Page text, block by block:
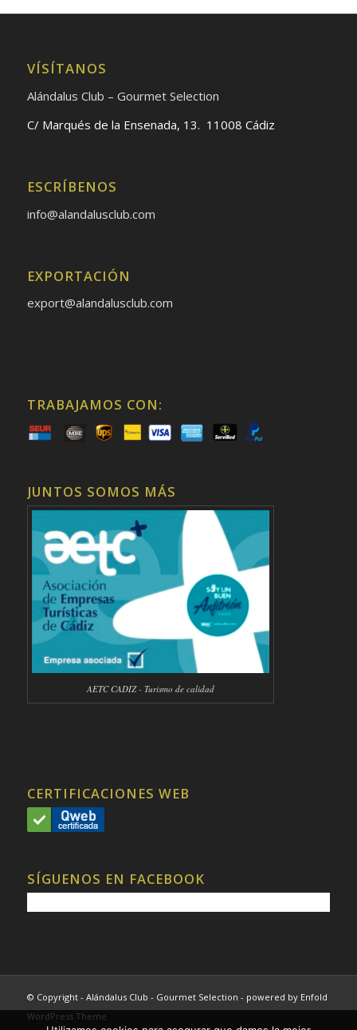
VÍSÍTANOS
Alándalus Club – Gourmet Selection
C/ Marqués de la Ensenada, 13. 11008 Cádiz
ESCRÍBENOS
info@alandalusclub.com
EXPORTACIÓN
export@alandalusclub.com
TRABAJAMOS CON:
JUNTOS SOMOS MÁS
AETC CADIZ - Turismo de calidad
CERTIFICACIONES WEB
SÍGUENOS EN FACEBOOK
© Copyright - Alándalus Club - Gourmet Selection - powered by Enfold
WordPress Theme